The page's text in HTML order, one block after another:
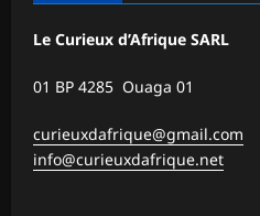
Le Curieux d’Afrique SARL
01 BP 4285 Ouaga 01
curieuxdafrique@gmail.com
info@curieuxdafrique.net